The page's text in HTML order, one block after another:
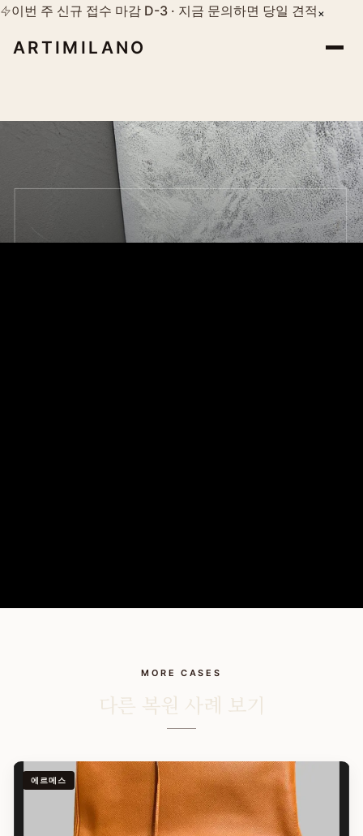
이번 주 신규 접수 마감 D-3 · 지금 문의하면 당일 견적×
ARTIMILANO
MORE CASES
다른 복원 사례 보기
에르메스